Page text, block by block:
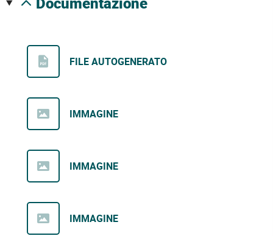
FILE AUTOGENERATO
IMMAGINE
IMMAGINE
IMMAGINE